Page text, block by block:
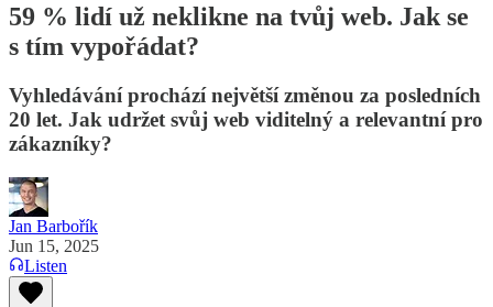
59 % lidí už neklikne na tvůj web. Jak se
s tím vypořádat?
Vyhledávání prochází největší změnou za posledních
20 let. Jak udržet svůj web viditelný a relevantní pro
zákazníky?
Jan Barbořík
Jun 15, 2025
Listen